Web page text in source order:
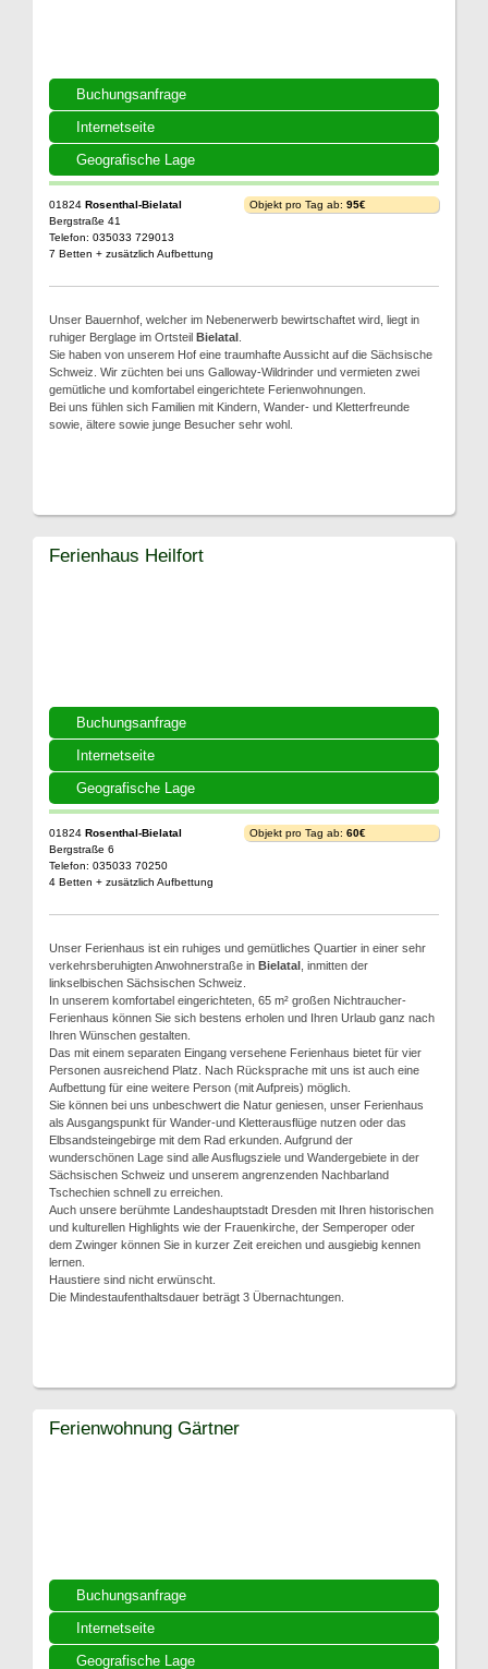
Buchungsanfrage
Internetseite
Geografische Lage
01824 Rosenthal-Bielatal
Bergstraße 41
Telefon: 035033 729013
7 Betten + zusätzlich Aufbettung
Objekt pro Tag ab: 95€
Unser Bauernhof, welcher im Nebenerwerb bewirtschaftet wird, liegt in
ruhiger Berglage im Ortsteil Bielatal
Sie haben von unserem Hof eine traumhafte Aussicht auf die Sächsische
Schweiz. Wir züchten bei uns Galloway-Wildrinder und vermieten zwei
gemütliche und komfortabel eingerichtete Ferienwohnungen.
Bei uns fühlen sich Familien mit Kindern, Wander- und Kletterfreunde
sowie, ältere sowie junge Besucher sehr wohl.
Buchungsanfrage
Internetseite
Geografische Lage
Ferienhaus Heilfort
01824 Rosenthal-Bielatal
Bergstraße 6
Telefon: 035033 70250
4 Betten + zusätzlich Aufbettung
Objekt pro Tag ab: 60€
Unser Ferienhaus ist ein ruhiges und gemütliches Quartier in einer sehr
verkehrsberuhigten Anwohnerstraße in Bielatal , inmitten der
linkselbischen Sächsischen Schweiz.
In unserem komfortabel eingerichteten, 65 m² großen Nichtraucher-
Ferienhaus können Sie sich bestens erholen und Ihren Urlaub ganz nach
Ihren Wünschen gestalten.
Das mit einem separaten Eingang versehene Ferienhaus bietet für vier
Personen ausreichend Platz. Nach Rücksprache mit uns ist auch eine
Aufbettung für eine weitere Person (mit Aufpreis) möglich.
Sie können bei uns unbeschwert die Natur geniesen, unser Ferienhaus
als Ausgangspunkt für Wander-und Kletterausflüge nutzen oder das
Elbsandsteingebirge mit dem Rad erkunden. Aufgrund der
wunderschönen Lage sind alle Ausflugsziele und Wandergebiete in der
Sächsischen Schweiz und unserem angrenzenden Nachbarland
Tschechien schnell zu erreichen.
Auch unsere berühmte Landeshauptstadt Dresden mit Ihren historischen
und kulturellen Highlights wie der Frauenkirche, der Semperoper oder
dem Zwinger können Sie in kurzer Zeit ereichen und ausgiebig kennen
lernen.
Haustiere sind nicht erwünscht.
Die Mindestaufenthaltsdauer beträgt 3 Übernachtungen.
Buchungsanfrage
Internetseite
Geografische Lage
Ferienwohnung Gärtner